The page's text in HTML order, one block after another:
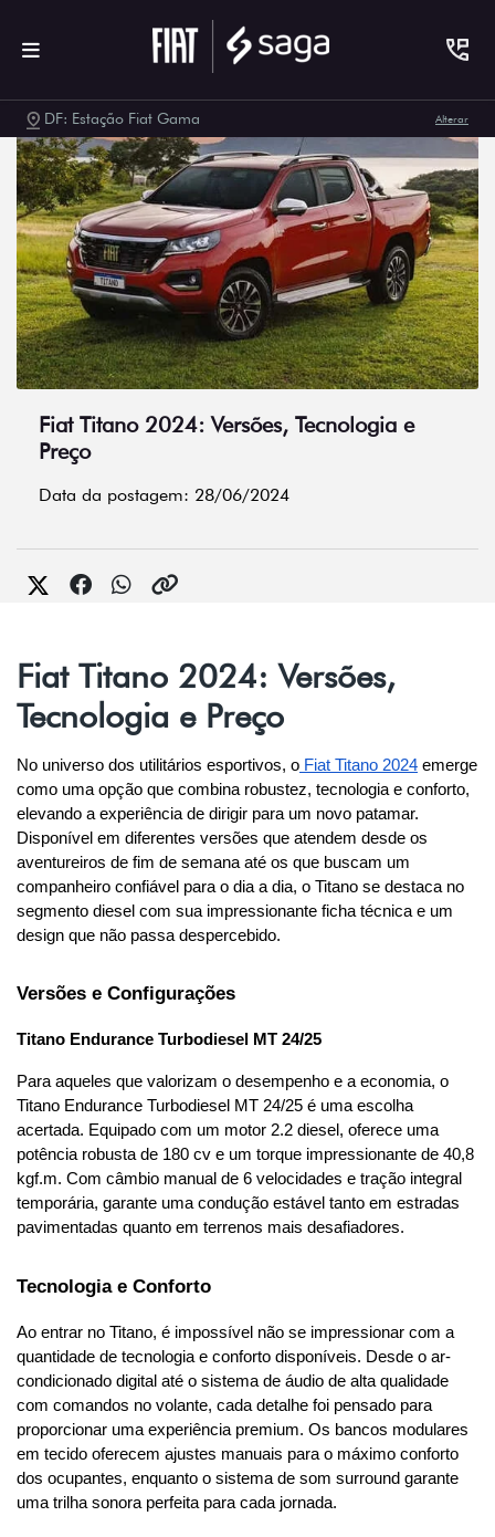
DF: Estação Fiat Gama Alterar
Fiat Titano 2024: Versões, Tecnologia e
Preço
Data da postagem: 28/06/2024
Fiat Titano 2024: Versões,
Tecnologia e Preço
No universo dos utilitários esportivos, o Fiat Titano 2024 emerge
como uma opção que combina robustez, tecnologia e conforto,
elevando a experiência de dirigir para um novo patamar.
Disponível em diferentes versões que atendem desde os
aventureiros de fim de semana até os que buscam um
companheiro confiável para o dia a dia, o Titano se destaca no
segmento diesel com sua impressionante ficha técnica e um
design que não passa despercebido.
Versões e Configurações
Titano Endurance Turbodiesel MT 24/25
Para aqueles que valorizam o desempenho e a economia, o
Titano Endurance Turbodiesel MT 24/25 é uma escolha
acertada. Equipado com um motor 2.2 diesel, oferece uma
potência robusta de 180 cv e um torque impressionante de 40,8
kgf.m. Com câmbio manual de 6 velocidades e tração integral
temporária, garante uma condução estável tanto em estradas
pavimentadas quanto em terrenos mais desafiadores.
Tecnologia e Conforto
Ao entrar no Titano, é impossível não se impressionar com a
quantidade de tecnologia e conforto disponíveis. Desde o ar-
condicionado digital até o sistema de áudio de alta qualidade
com comandos no volante, cada detalhe foi pensado para
proporcionar uma experiência premium. Os bancos modulares
em tecido oferecem ajustes manuais para o máximo conforto
dos ocupantes, enquanto o sistema de som surround garante
uma trilha sonora perfeita para cada jornada.